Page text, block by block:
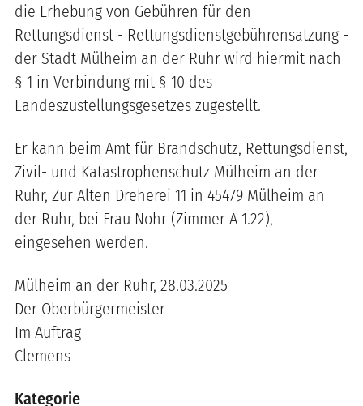
die Erhebung von Gebühren für den
Rettungsdienst - Rettungsdienstgebührensatzung -
der Stadt Mülheim an der Ruhr wird hiermit nach
§ 1 in Verbindung mit § 10 des
Landeszustellungsgesetzes zugestellt.
Er kann beim Amt für Brandschutz, Rettungsdienst,
Zivil- und Katastrophenschutz Mülheim an der
Ruhr, Zur Alten Dreherei 11 in 45479 Mülheim an
der Ruhr, bei Frau Nohr (Zimmer A 1.22),
eingesehen werden.
Mülheim an der Ruhr, 28.03.2025
Der Oberbürgermeister
Im Auftrag
Clemens
Kategorie